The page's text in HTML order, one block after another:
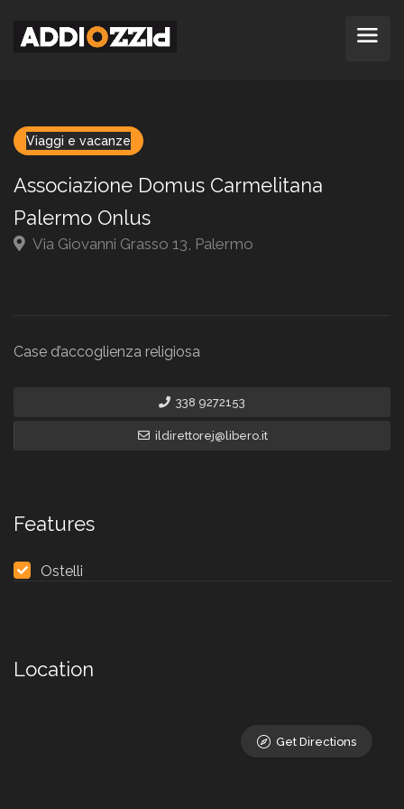
Viaggi e vacanze
Associazione Domus Carmelitana
Palermo Onlus
Via Giovanni Grasso 13, Palermo
Case d’accoglienza religiosa
338 9272153
ildirettorej@libero.it
Features
Ostelli
Location
Get Directions